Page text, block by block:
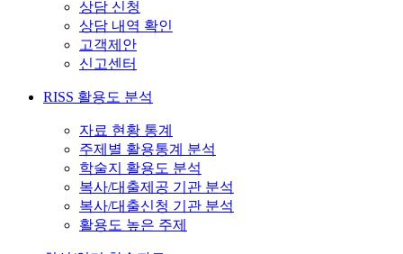
상담 신청
상담 내역 확인
고객제안
신고센터
RISS 활용도 분석
자료 현황 통계
주제별 활용통계 분석
학술지 활용도 분석
복사/대출제공 기관 분석
복사/대출신청 기관 분석
활용도 높은 주제